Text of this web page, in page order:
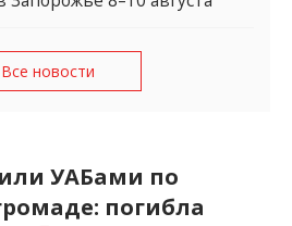
Все новости
УАБами по
погибла